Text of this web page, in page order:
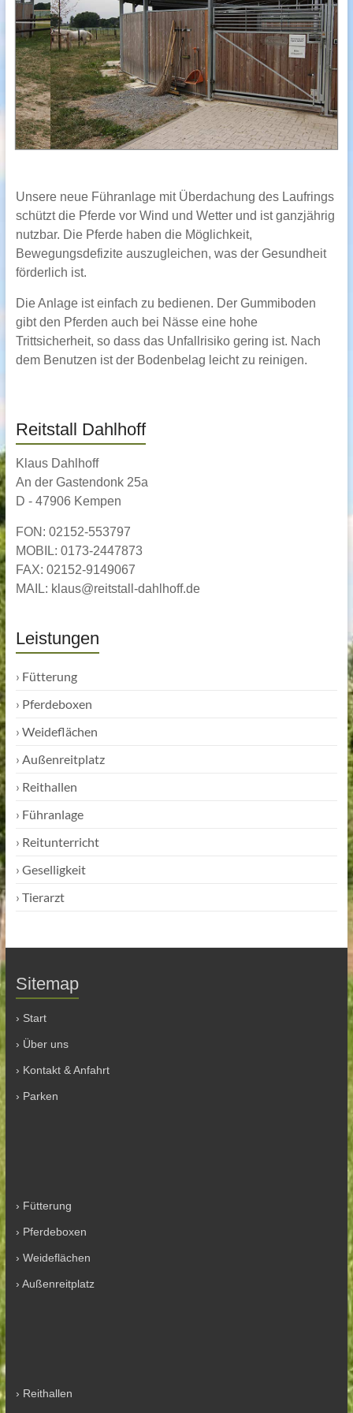
Unsere neue Führanlage mit Überdachung des Laufrings
schützt die Pferde vor Wind und Wetter und ist ganzjährig
nutzbar. Die Pferde haben die Möglichkeit,
Bewegungsdefizite auszugleichen, was der Gesundheit
förderlich ist.
Die Anlage ist einfach zu bedienen. Der Gummiboden
gibt den Pferden auch bei Nässe eine hohe
Trittsicherheit, so dass das Unfallrisiko gering ist. Nach
dem Benutzen ist der Bodenbelag leicht zu reinigen.
Reitstall Dahlhoff
Klaus Dahlhoff
An der Gastendonk 25a
D - 47906 Kempen
FON: 02152-553797
MOBIL: 0173-2447873
FAX: 02152-9149067
MAIL: klaus@reitstall-dahlhoff.de
Leistungen
› Fütterung
› Pferdeboxen
› Weideflächen
› Außenreitplatz
› Reithallen
› Führanlage
› Reitunterricht
› Geselligkeit
› Tierarzt
Sitemap
› Start
› Über uns
› Kontakt & Anfahrt
› Parken
› Fütterung
› Pferdeboxen
› Weideflächen
› Außenreitplatz
› Reithallen